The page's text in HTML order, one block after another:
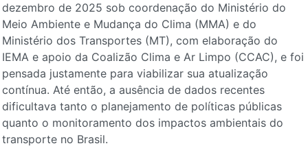
dezembro de 2025 sob coordenação do Ministério do
Meio Ambiente e Mudança do Clima (MMA) e do
Ministério dos Transportes (MT), com elaboração do
IEMA e apoio da Coalizão Clima e Ar Limpo (CCAC), e foi
pensada justamente para viabilizar sua atualização
contínua. Até então, a ausência de dados recentes
dificultava tanto o planejamento de políticas públicas
quanto o monitoramento dos impactos ambientais do
transporte no Brasil.